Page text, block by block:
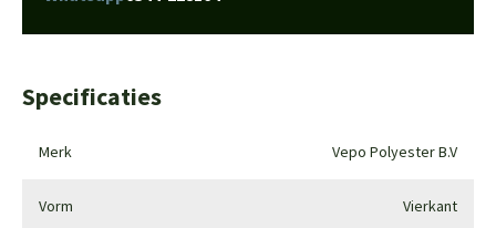
Specificaties
Merk Vepo Polyester B.V
Vorm Vierkant